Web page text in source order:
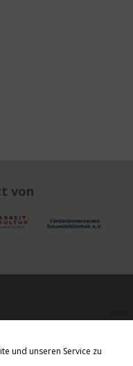
und unseren Service zu
von